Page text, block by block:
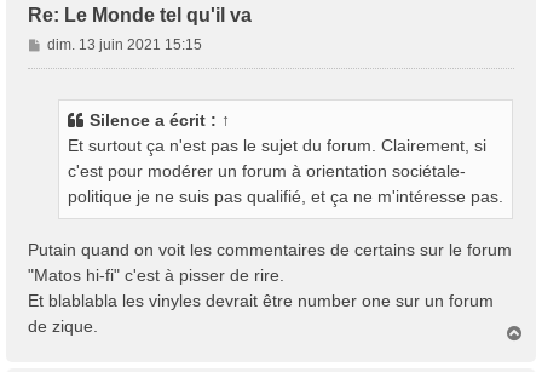
Re: Le Monde tel qu'il va
M
e
dim. 13 juin 2021 15:15
Silence a écrit : ↑
Et surtout ça n'est pas le sujet du forum. Clairement, si
c'est pour modérer un forum à orientation sociétale-
politique je ne suis pas qualifié, et ça ne m'intéresse pas.
Putain quand on voit les commentaires de certains sur le forum
"Matos hi-fi" c'est à pisser de rire.
Et blablabla les vinyles devrait être number one sur un forum
de zique.